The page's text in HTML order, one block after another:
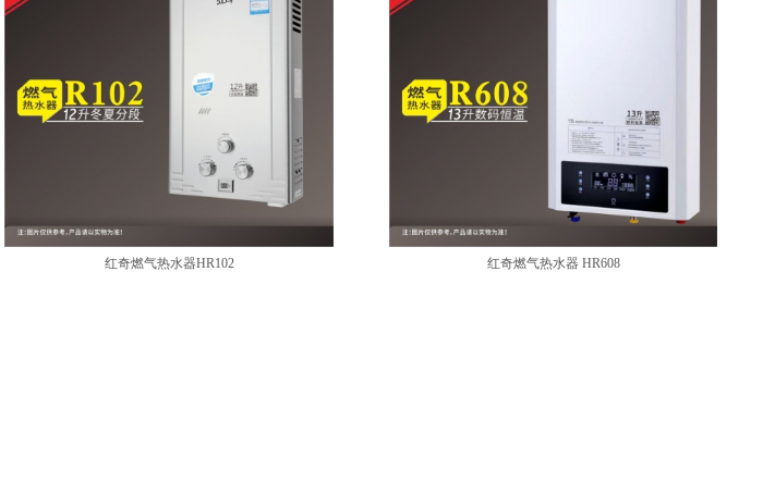
红奇燃气热水器HR102 红奇燃气热水器 HR608